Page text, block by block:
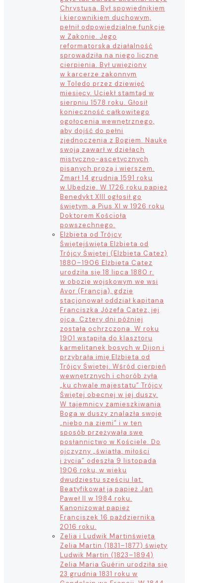
Chrystusa. Był spowiednikiem
i kierownikiem duchowym,
pełnił odpowiedzialne funkcje
w Zakonie. Jego
reformatorska działalność
sprowadziła na niego liczne
cierpienia. Był uwięziony
w karcerze zakonnym
w Toledo przez dziewięć
miesięcy. Uciekł stamtąd w
sierpniu 1578 roku. Głosił
konieczność całkowitego
ogołocenia wewnętrznego,
aby dojść do pełni
zjednoczenia z Bogiem. Naukę
swoją zawarł w dziełach
mistyczno-ascetycznych
pisanych prozą i wierszem.
Zmarł 14 grudnia 1591 roku
w Ubedzie. W 1726 roku papież
Benedykt XIII ogłosił go
świętym, a Pius XI w 1926 roku
Doktorem Kościoła
powszechnego.
Elżbieta od Trójcy
Świętejświęta Elżbieta od
Trójcy Świętej (Elżbieta Catez)
1880–1906 Elżbieta Catez
urodziła się 18 lipca 1880 r.
w obozie wojskowym we wsi
Avor (Francja), gdzie
stacjonował oddział kapitana
Franciszka Józefa Catez, jej
ojca. Cztery dni później
została ochrzczona. W roku
1901 wstąpiła do klasztoru
karmelitanek bosych w Dijon i
przybrała imię Elżbieta od
Trójcy Świętej. Wśród cierpień
wewnętrznych i chorób żyła
„ku chwale majestatu” Trójcy
Świętej obecnej w jej duszy.
W tajemnicy zamieszkiwania
Boga w duszy znalazła swoje
„niebo na ziemi” i w ten
sposób przeżywała swe
posłannictwo w Kościele. Do
ojczyzny „światła, miłości
i życia” odeszła 9 listopada
1906 roku, w wieku
dwudziestu sześciu lat.
Beatyfikował ją papież Jan
Paweł II w 1984 roku.
Kanonizował papież
Franciszek 16 października
2016 roku.
Zelia i Ludwik Martinświęta
Zelia Martin (1831–1877) święty
Ludwik Martin (1823–1894)
Zelia Maria Guérin urodziła się
23 grudnia 1831 roku w